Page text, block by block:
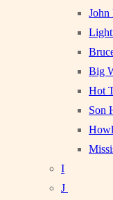
John
Big
Hot
Son
I
J